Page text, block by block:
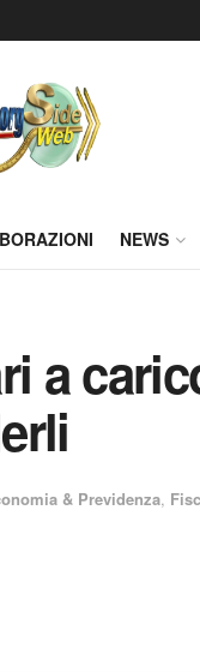
NEWS
a
& Previdenza,